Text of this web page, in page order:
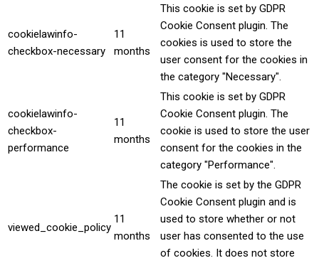
cookielawinfo-
checkbox-necessary
11
months
This cookie is set by GDPR
Cookie Consent plugin. The
cookies is used to store the
user consent for the cookies in
the category "Necessary".
cookielawinfo-
checkbox-
performance
11
months
This cookie is set by GDPR
Cookie Consent plugin. The
cookie is used to store the user
consent for the cookies in the
category "Performance".
viewed_cookie_policy
11
months
The cookie is set by the GDPR
Cookie Consent plugin and is
used to store whether or not
user has consented to the use
of cookies. It does not store